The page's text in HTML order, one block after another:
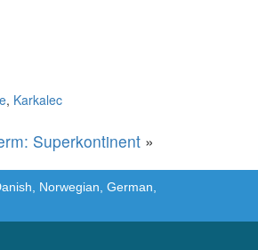
, Karkalec
Superkontinent »
Norwegian, German,